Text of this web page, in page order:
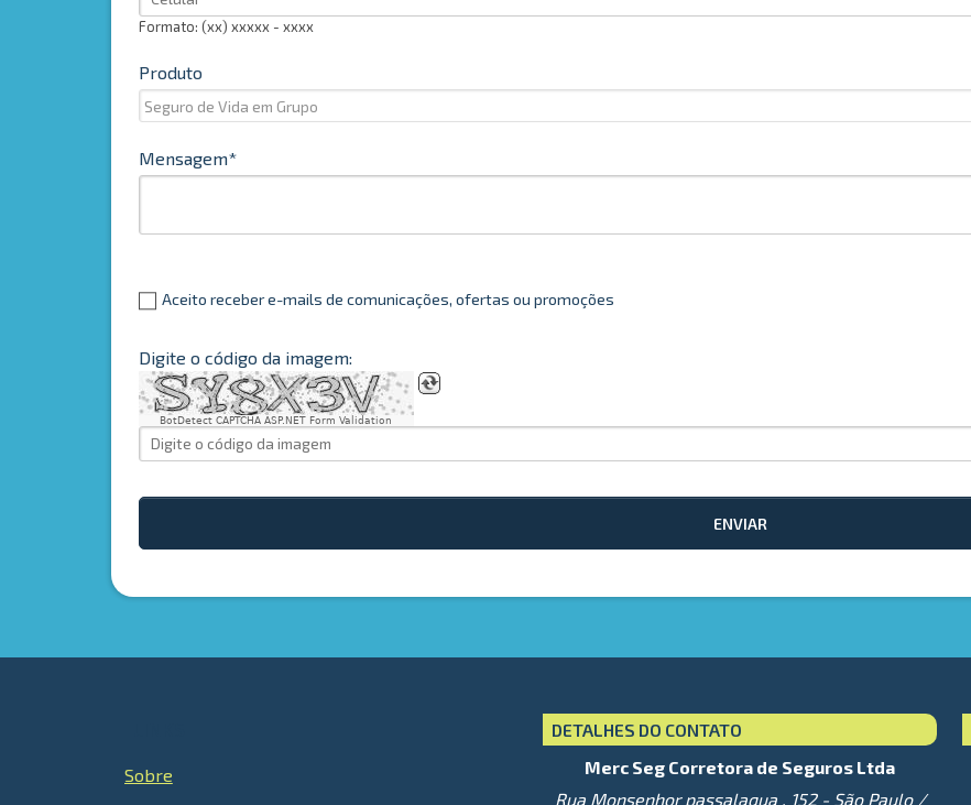
Formato: (xx) xxxxx - xxxx
Produto
Mensagem
Aceito receber e-mails de comunicações, ofertas ou promoções
Digite o código da imagem:
BotDetect CAPTCHA ASP.NET Form Validation
ENVIAR
Sobre
DETALHES DO CONTATO
Merc Seg Corretora de Seguros Ltda
Rua Monsenhor passalaqua , 152 - São Paulo /